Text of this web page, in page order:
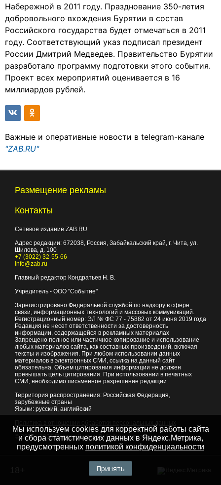
Набережной в 2011 году. Празднование 350-летия
добровольного вхождения Бурятии в состав
Российского государства будет отмечаться в 2011
году. Соответствующий указ подписал президент
России Дмитрий Медведев. Правительство Бурятии
разработало программу подготовки этого события.
Проект всех мероприятий оценивается в 16
миллиардов рублей.
Важные и оперативные новости в telegram-канале
"ZAB.RU"
Размещение рекламы
Контакты
Сетевое издание ZAB.RU
Адрес редакции: 672038, Россия, Забайкальский край, г. Чита, ул.
Шилова, д. 100
+7 (3022) 32-55-66
info@zab.ru
Главный редактор Кондратьев Н. В.
Учредитель - ООО "Событие"
Зарегистрировано Федеральной службой по надзору в сфере
связи, информационных технологий и массовых коммуникаций.
Регистрационный номер: ЭЛ № ФС 77 - 75882 от 24 июня 2019 года
Редакция не несет ответственности за достоверность
информации, содержащейся в рекламных материалах
Запрещено полное или частичное копирование и использование
любых материалов сайта, как составных произведений, включая
тексты и изображения. При любом использовании данных
материалов в электронных СМИ, ссылка на данный сайт
обязательна. Объем цитирования информации не должен
превышать цель цитирования. При использовании в печатных
СМИ, необходимо письменное разрешение редакции.
Территория распространения: Российская Федерация,
зарубежные страны
Языки: русский, английский
© 2007 - 2026Портал Читы и Забайкальского края
Мы используем cookies для корректной работы сайта
и сбора статистических данных в Яндекс.Метрика,
предусмотренных политикой конфиденциальности
Принять